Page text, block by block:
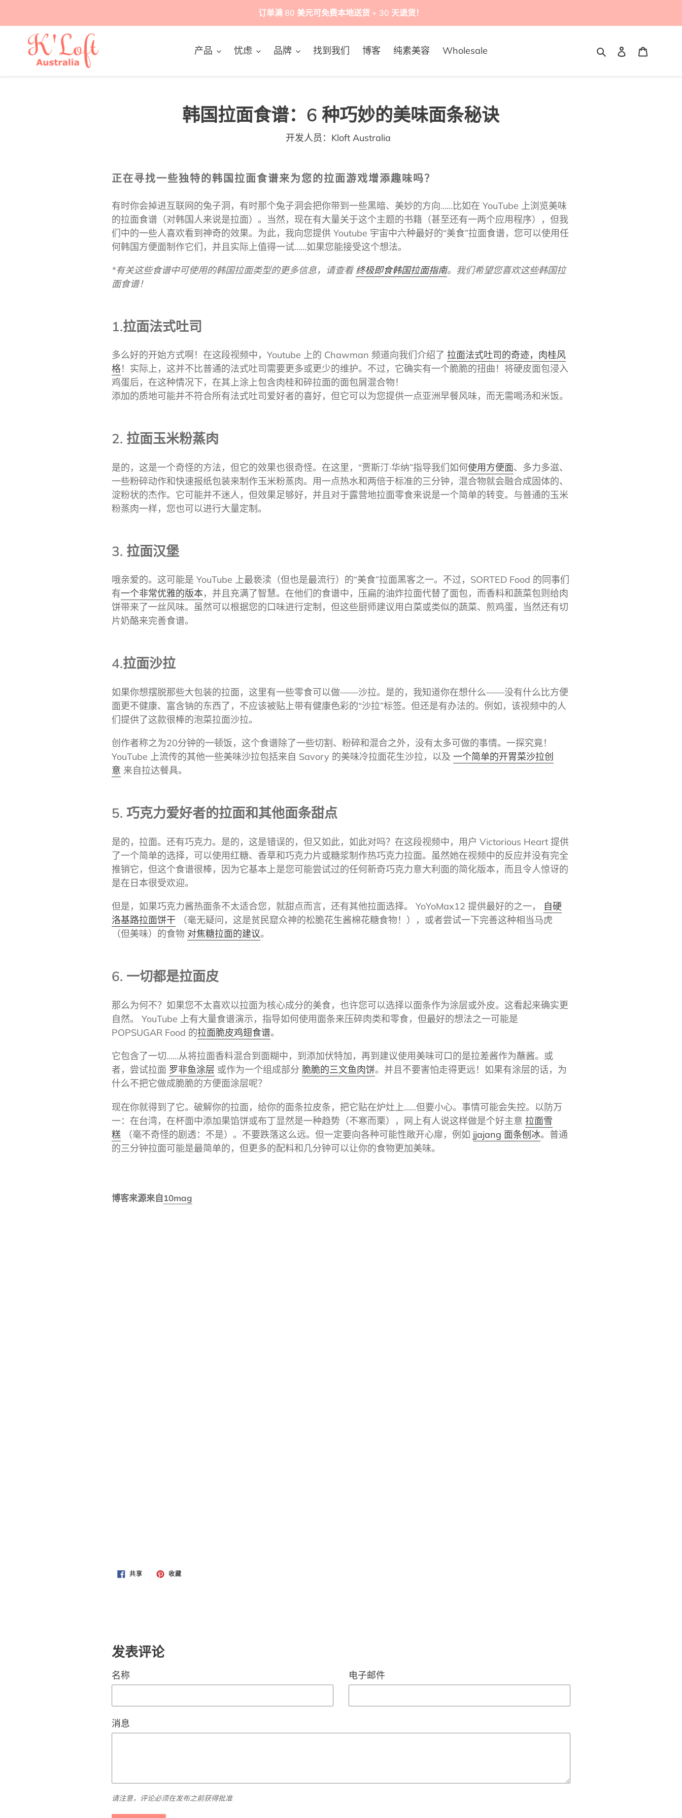
订单满 80 美元可免费本地送货 + 30 天退货！
产品 忧虑 品牌 找到我们 博客 纯素美容 Wholesale 搜索 登录
韩国拉面食谱：6 种巧妙的美味面条秘诀
开发人员：Kloft Australia
正在寻找一些独特的韩国拉面食谱来为您的拉面游戏增添趣味吗？
有时你会掉进互联网的兔子洞，有时那个兔子洞会把你带到一些黑暗、美妙的方向……比如在 YouTube 上浏览美味
的拉面食谱（对韩国人来说是拉面）。当然，现在有大量关于这个主题的书籍（甚至还有一两个应用程序），但我
们中的一些人喜欢看到神奇的效果。为此，我向您提供 Youtube 宇宙中六种最好的“美食”拉面食谱，您可以使用任
何韩国方便面制作它们，并且实际上值得一试……如果您能接受这个想法。
*有关这些食谱中可使用的韩国拉面类型的更多信息，请查看 终极即食韩国拉面指南。我们希望您喜欢这些韩国拉
面食谱！
1.拉面法式吐司
多么好的开始方式啊！在这段视频中，Youtube 上的 Chawman 频道向我们介绍了 拉面法式吐司的奇迹，肉桂风
格！实际上，这并不比普通的法式吐司需要更多或更少的维护。不过，它确实有一个脆脆的扭曲！将硬皮面包浸入
鸡蛋后，在这种情况下，在其上涂上包含肉桂和碎拉面的面包屑混合物！
添加的质地可能并不符合所有法式吐司爱好者的喜好，但它可以为您提供一点亚洲早餐风味，而无需喝汤和米饭。
2. 拉面玉米粉蒸肉
是的，这是一个奇怪的方法，但它的效果也很奇怪。在这里，“贾斯汀·华纳”指导我们如何使用方便面、多力多滋、
一些粉碎动作和快速报纸包装来制作玉米粉蒸肉。用一点热水和两倍于标准的三分钟，混合物就会融合成固体的、
淀粉状的杰作。它可能并不迷人，但效果足够好，并且对于露营地拉面零食来说是一个简单的转变。与普通的玉米
粉蒸肉一样，您也可以进行大量定制。
3. 拉面汉堡
哦亲爱的。这可能是 YouTube 上最亵渎（但也是最流行）的“美食”拉面黑客之一。 不过，SORTED Food 的同事们
有一个非常优雅的版本，并且充满了智慧。在他们的食谱中，压扁的油炸拉面代替了面包，而香料和蔬菜包则给肉
饼带来了一丝风味。虽然可以根据您的口味进行定制，但这些厨师建议用白菜或类似的蔬菜、煎鸡蛋，当然还有切
片奶酪来完善食谱。
4.拉面沙拉
如果你想摆脱那些大包装的拉面，这里有一些零食可以做——沙拉。是的，我知道你在想什么——没有什么比方便
面更不健康、富含钠的东西了，不应该被贴上带有健康色彩的“沙拉”标签。但还是有办法的。例如，该视频中的人
们提供了这款很棒的泡菜拉面沙拉。
创作者称之为20分钟的一顿饭，这个食谱除了一些切割、粉碎和混合之外，没有太多可做的事情。一探究竟！
YouTube 上流传的其他一些美味沙拉包括来自 Savory 的美味冷拉面花生沙拉，以及 一个简单的开胃菜沙拉创
意 来自拉达餐具。
5. 巧克力爱好者的拉面和其他面条甜点
是的，拉面。还有巧克力。是的，这是错误的，但又如此，如此对吗？在这段视频中，用户 Victorious Heart 提供
了一个简单的选择，可以使用红糖、香草和巧克力片或糖浆制作热巧克力拉面。虽然她在视频中的反应并没有完全
推销它，但这个食谱很棒，因为它基本上是您可能尝试过的任何新奇巧克力意大利面的简化版本，而且令人惊讶的
是在日本很受欢迎。
但是，如果巧克力酱热面条不太适合您，就甜点而言，还有其他拉面选择。 YoYoMax12 提供最好的之一，
自硬
洛基路拉面饼干
（毫无疑问，这是贫民窟众神的松脆花生酱棉花糖食物！），或者尝试一下完善这种相当马虎
（但美味）的食物 对焦糖拉面的建议。
6. 一切都是拉面皮
那么为何不？如果您不太喜欢以拉面为核心成分的美食，也许您可​​以选择以面条作为涂层或外皮。这看起来确实更
自然。 YouTube 上有大量食谱演示，指导如何使用面条来压碎肉类和零食，但最好的想法之一可能是
POPSUGAR Food 的拉面脆皮鸡翅食谱。
它包含了一切……从将拉面香料混合到面糊中，到添加伏特加，再到建议使用美味可口的是拉差酱作为蘸酱。或
者，尝试拉面 罗非鱼涂层 或作为一个组成部分 脆脆的三文鱼肉饼。并且不要害怕走得更远！如果有涂层的话，为
什么不把它做成脆脆的方便面涂层呢？
现在你就得到了它。破解你的拉面，给你的面条拉皮条，把它贴在炉灶上……但要小心。事情可能会失控。以防万
一：在台湾，在杯面中添加果馅饼或布丁显然是一种趋势（不寒而栗），网上有人说这样做是个好主意 拉面雪
糕
（毫不奇怪的剧透：不是）。不要跌落这么远。但一定要向各种可能性敞开心扉，例如 jjajang 面条刨冰。普通
的三分钟拉面可能是最简单的，但更多的配料和几分钟可以让你的食物更加美味。
博客来源来自10mag
共享
FACEBOOK
收藏
发表评论
名称 电子邮件
消息
请注意，评论必须在发布之前获得批准